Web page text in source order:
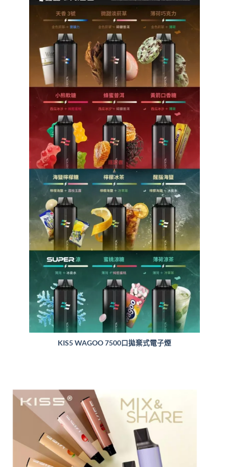
KIS5 WAGOO 7500口拋棄式電子煙